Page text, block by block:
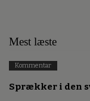
Mest læste
Kommentar
Sprækker i den